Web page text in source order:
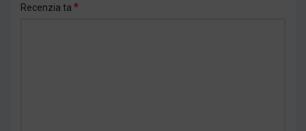
Recenzia ta *